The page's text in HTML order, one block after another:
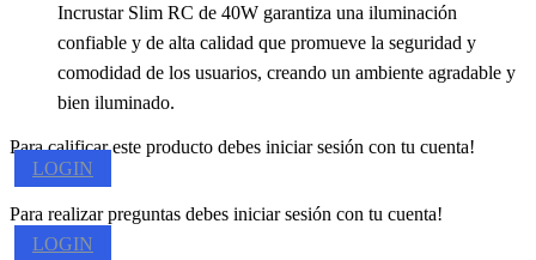
Incrustar Slim RC de 40W garantiza una iluminación
confiable y de alta calidad que promueve la seguridad y
comodidad de los usuarios, creando un ambiente agradable y
bien iluminado.
Para calificar este producto debes iniciar sesión con tu cuenta!
LOGIN
Para realizar preguntas debes iniciar sesión con tu cuenta!
LOGIN